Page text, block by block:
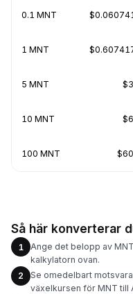
0.1 MNT
1 MNT
5 MNT
10 MNT
100 MNT
Så här konverterar
1
Ange det belopp av
kalkylatorn ovan.
2
Se omedelbart
växelkursen för MNT till